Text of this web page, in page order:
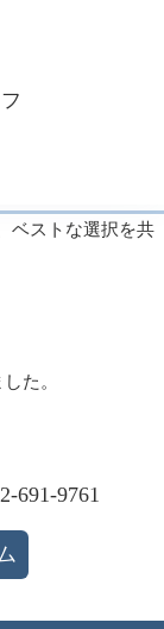
ベストな選択を共
た。
691-9761